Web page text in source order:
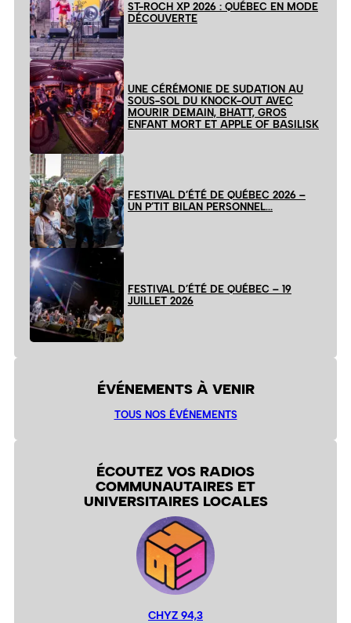
ST-ROCH XP 2026 : QUÉBEC EN MODE
DÉCOUVERTE
UNE CÉRÉMONIE DE SUDATION AU
SOUS-SOL DU KNOCK-OUT AVEC
MOURIR DEMAIN, BHATT, GROS
ENFANT MORT ET APPLE OF BASILISK
FESTIVAL D’ÉTÉ DE QUÉBEC 2026 –
UN P’TIT BILAN PERSONNEL…
FESTIVAL D’ÉTÉ DE QUÉBEC – 19
JUILLET 2026
ÉVÉNEMENTS À VENIR
TOUS NOS ÉVÉNEMENTS
ÉCOUTEZ VOS RADIOS
COMMUNAUTAIRES ET
UNIVERSITAIRES LOCALES
CHYZ 94,3